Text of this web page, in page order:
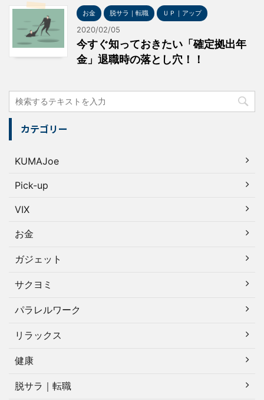
お金 脱サラ｜転職 ＵＰ｜アップ
2020/02/05
今すぐ知っておきたい「確定拠出年
金」退職時の落とし穴！！
カテゴリー
KUMAJoe
Pick-up
VIX
お金
ガジェット
サクヨミ
パラレルワーク
リラックス
健康
脱サラ｜転職